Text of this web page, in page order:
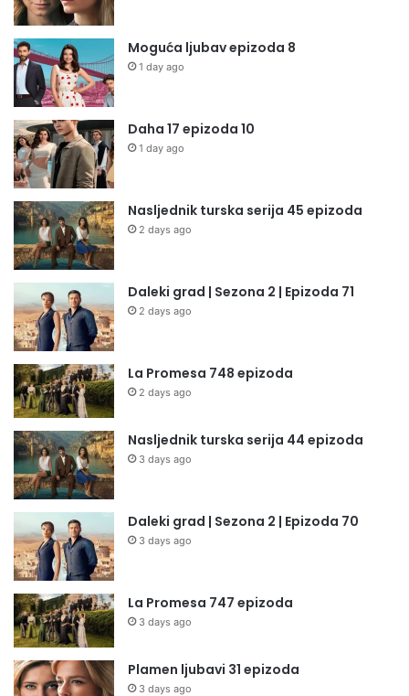
Moguća ljubav epizoda 8
1 day ago
Daha 17 epizoda 10
1 day ago
Nasljednik turska serija 45 epizoda
2 days ago
Daleki grad | Sezona 2 | Epizoda 71
2 days ago
La Promesa 748 epizoda
2 days ago
Nasljednik turska serija 44 epizoda
3 days ago
Daleki grad | Sezona 2 | Epizoda 70
3 days ago
La Promesa 747 epizoda
3 days ago
Plamen ljubavi 31 epizoda
3 days ago